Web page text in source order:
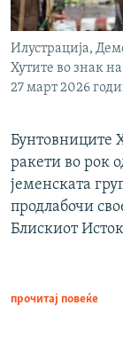
Илустрација,
Хутите во знак
27 март 2026
Бунтовниците
ракети во рок
јеменската
продлабочи
Блискиот
прочитај повеќе